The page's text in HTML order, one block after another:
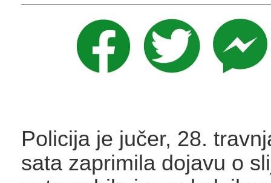
Policija je jučer, 28.
sata zaprimila dojavu o